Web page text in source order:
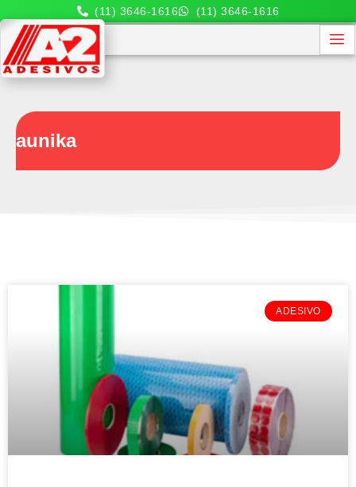
(11) 3646-1616 (11) 3646-1616
aunika
ADESIVO